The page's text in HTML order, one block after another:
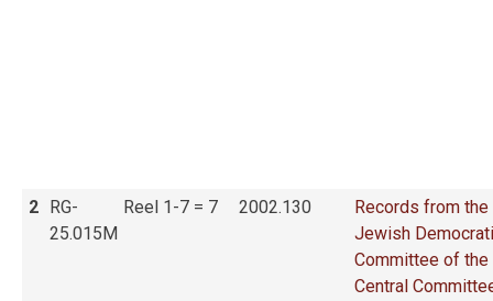
2
RG-
25.015M
Reel 1-7 = 7 2002.130
Records from the
Jewish
Committee of the
Central